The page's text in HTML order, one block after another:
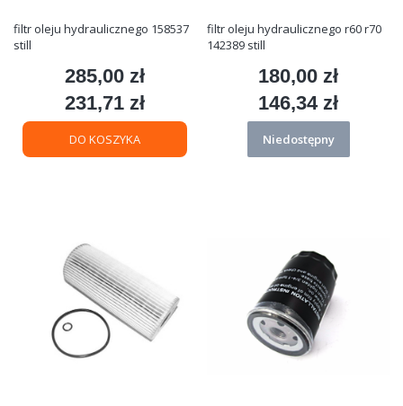
filtr oleju hydraulicznego 158537
still
Cena
285,00 zł
Cena
231,71 zł
DO KOSZYKA
filtr oleju hydraulicznego r60 r70
142389 still
Cena
180,00 zł
Cena
146,34 zł
Niedostępny